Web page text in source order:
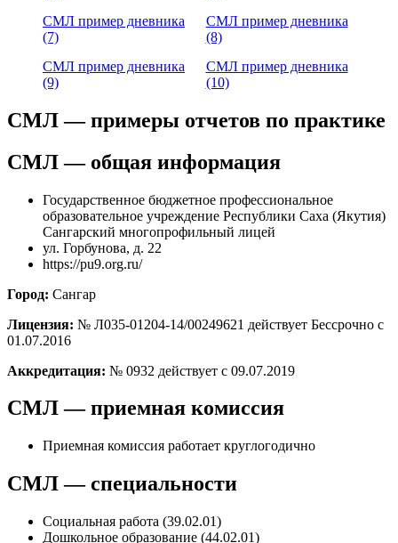
СМЛ пример дневника
(7)
СМЛ пример дневника
(8)
СМЛ пример дневника
(9)
СМЛ пример дневника
(10)
СМЛ — примеры отчетов по практике
СМЛ — общая информация
Государственное бюджетное профессиональное
образовательное учреждение Республики Саха (Якутия)
Сангарский многопрофильный лицей
ул. Горбунова, д. 22
https://pu9.org.ru/
Город: Сангар
Лицензия: № Л035-01204-14/00249621 действует Бессрочно с
01.07.2016
Аккредитация: № 0932 действует с 09.07.2019
СМЛ — приемная комиссия
Приемная комиссия работает круглогодично
СМЛ — специальности
Социальная работа (39.02.01)
Дошкольное образование (44.02.01)